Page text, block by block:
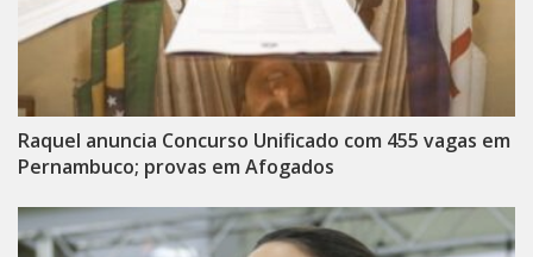
Raquel anuncia Concurso Unificado com 455 vagas em
Pernambuco; provas em Afogados